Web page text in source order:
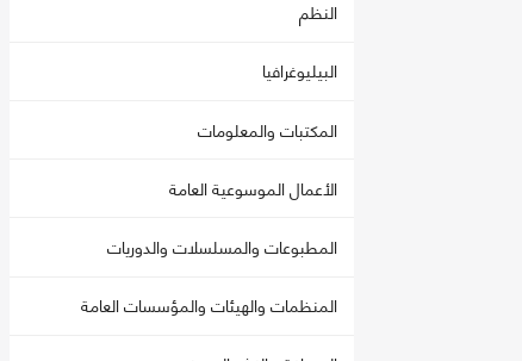
النظم
البيليوغرافيا
المكتبات والمعلومات
الأعمال الموسوعية العامة
المطبوعات والمسلسلات والدوريات
المنظمات والهيئات والمؤسسات العامة